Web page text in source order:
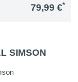
79,99 €*
SIMSON